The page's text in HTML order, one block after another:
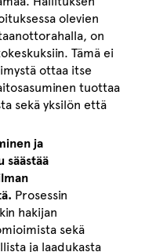
olevien
on
Tämä ei
ottaa itse
tuottaa
sekä yksilön että
ja
säästää
Prosessin
hakijan
sekä
ja laadukasta